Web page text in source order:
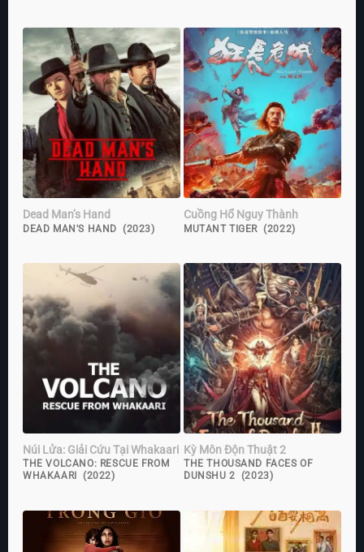
Dead Man’s Hand
DEAD MAN'S HAND (2023)
Cuồng Hổ Nguy Thành
MUTANT TIGER (2022)
Núi Lửa: Giải Cứu Tại Whakaari
THE VOLCANO: RESCUE FROM
WHAKAARI (2022)
Kỳ Môn Độn Thuật 2
THE THOUSAND FACES OF
DUNSHU 2 (2023)